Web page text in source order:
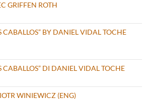
GRIFFEN ROTH
CABALLOS” BY DANIEL VIDAL TOCHE
CABALLOS” DI DANIEL VIDAL TOCHE
WINIEWICZ (ENG)